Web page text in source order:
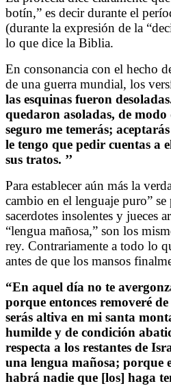
botín,” es decir durante el
(durante la expresión de la
lo que dice la Biblia.
En consonancia con el hecho
de una guerra mundial, los
las esquinas fueron
quedaron asoladas, de
seguro me temerás;
le tengo que pedir cuentas a
sus tratos. ’’
Para establecer aún más la
cambio en el lenguaje puro”
sacerdotes insolentes y jueces
“lengua mañosa,” son los
rey. Contrariamente a todo lo
antes de que los mansos
“En aquel día no te
porque entonces removeré
serás altiva en mi santa
humilde y de condición
respecta a los restantes de
una lengua mañosa; porque
habrá nadie que [los] haga